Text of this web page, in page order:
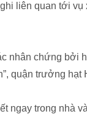
liên quan tới
nhân chứng bởi
quận trưởng
ngay trong nhà